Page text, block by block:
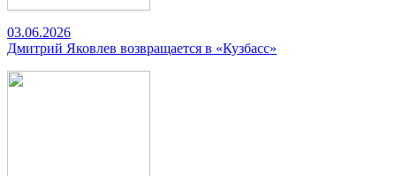
03.06.2026
Дмитрий Яковлев возвращается в «Кузбасс»